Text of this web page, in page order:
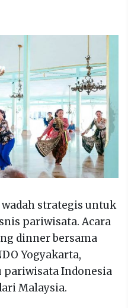
strategis untuk
pariwisata. Acara
dinner bersama
Yogyakarta,
Indonesia
Malaysia.